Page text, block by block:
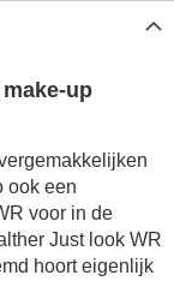
up
ook een
voor in de
Just look WR
hoort eigenlijk